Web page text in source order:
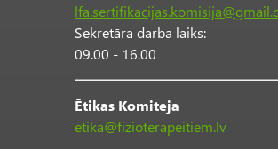
Sekretāra darba laiks:
09.00 - 16.00
Ētikas Komiteja
etika@fizioterapeitiem.lv